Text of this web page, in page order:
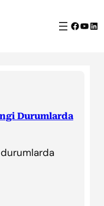
Durumlarda
durumlarda